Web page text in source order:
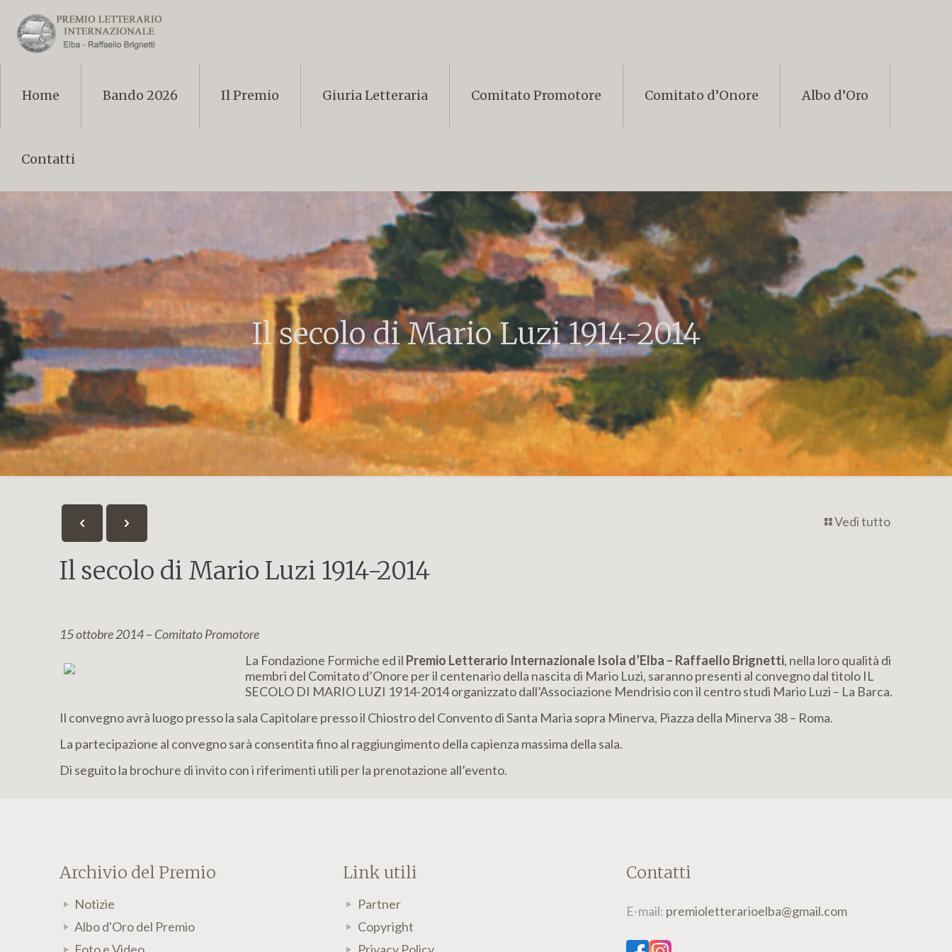
Home Bando 2026 Il Premio Giuria Letteraria Comitato Promotore Comitato d’Onore Albo d’Oro
Contatti
Il secolo di Mario Luzi 1914-2014
Vedi tutto
Il secolo di Mario Luzi 1914-2014
15 ottobre 2014 – Comitato Promotore
La Fondazione Formiche ed il Premio Letterario Internazionale Isola d’Elba – Raffaello Brignetti, nella loro qualità di
membri del Comitato d’Onore per il centenario della nascita di Mario Luzi, saranno presenti al convegno dal titolo IL
SECOLO DI MARIO LUZI 1914-2014 organizzato dall’Associazione Mendrisio con il centro studi Mario Luzi – La Barca.
Il convegno avrà luogo presso la sala Capitolare presso il Chiostro del Convento di Santa Maria sopra Minerva, Piazza della Minerva 38 – Roma.
La partecipazione al convegno sarà consentita fino al raggiungimento della capienza massima della sala.
Di seguito la brochure di invito con i riferimenti utili per la prenotazione all’evento.
Archivio del Premio
Notizie
Albo d'Oro del Premio
Link utili
Partner
Copyright
Contatti
E-mail: premioletterarioelba@gmail.com